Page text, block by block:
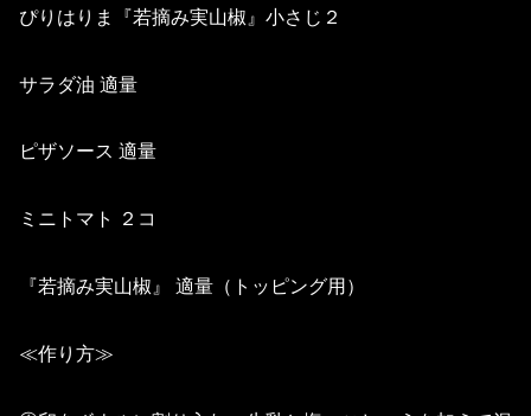
ぴりはりま『若摘み実山椒』小さじ２
サラダ油 適量
ピザソース 適量
ミニトマト ２コ
『若摘み実山椒』 適量（トッピング用）
≪作り方≫